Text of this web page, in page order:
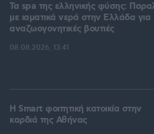
Τα spa της ελληνικής φύσης:
με ιαματικά νερά στην Ελλάδα για
αναζωογονητικές βουτιές
08.08.2026, 13:41
Η Smart φοιτητική κατοικία στην
καρδιά της Αθήνας